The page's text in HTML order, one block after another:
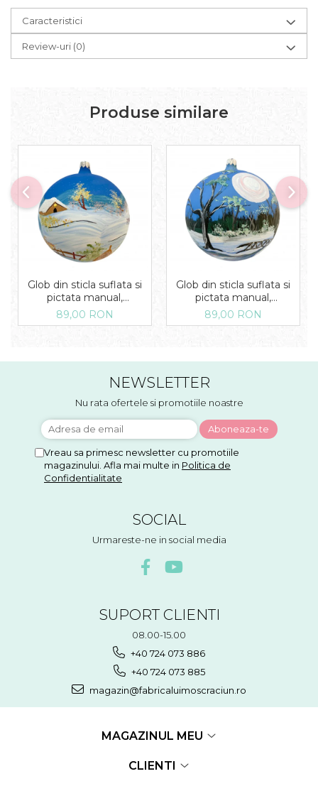
Caracteristici
Review-uri (0)
Produse similare
Glob din sticla suflata si
pictata manual,
Argcoms, Fabrica lui Mos
Craciun, Iarna pe ulita,
89,00 RON
Glob din sticla suflata si
pictata manual,
Argcoms, Fabrica lui Mos
Craciun, Peisaj de iarna in
89,00 RON
NEWSLETTER
Nu rata ofertele si promotiile noastre
Vreau sa primesc newsletter cu promotiile
magazinului. Afla mai multe in Politica de
Confidentialitate
SOCIAL
Urmareste-ne in social media
SUPORT CLIENTI
08.00-15.00
+40 724 073 886
+40 724 073 885
magazin@fabricaluimoscraciun.ro
MAGAZINUL MEU
CLIENTI